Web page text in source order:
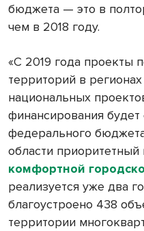
бюджета — это в
чем в 2018 году.
«С 2019 года проекты
территорий в
национальных
финансирования будет
федерального
области приоритетный
комфортной
реализуется уже два
благоустроено 438
территории